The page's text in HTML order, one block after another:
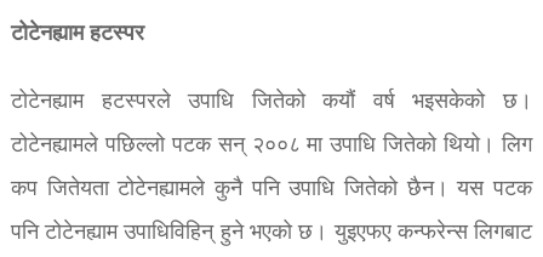
टोटेनह्याम हटस्पर
टोटेनह्याम हटस्परले उपाधि जितेको कयौं वर्ष भइसकेको छ।
टोटेनह्यामले पछिल्लो पटक सन् २००८ मा उपाधि जितेको थियो। लिग
कप जितेयता टोटेनह्यामले कुनै पनि उपाधि जितेको छैन। यस पटक
पनि टोटेनह्याम उपाधिविहिन् हुने भएको छ। युइएफए कन्फरेन्स लिगबाट